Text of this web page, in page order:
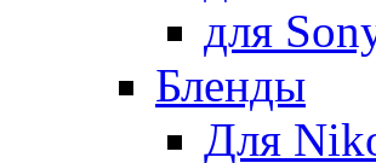
для
Бленды
Для